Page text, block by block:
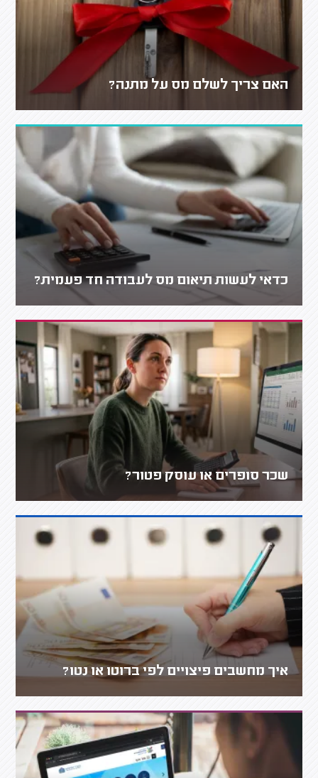
האם צריך לשלם מס על מתנה?
כדאי לעשות תיאום מס לעבודה חד פעמית?
שכר סופרים או עוסק פטור?
איך מחשבים פיצויים לפי ברוטו או נטו?